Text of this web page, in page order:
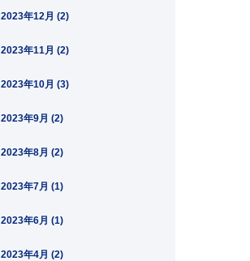
2023年12月 (2)
2023年11月 (2)
2023年10月 (3)
2023年9月 (2)
2023年8月 (2)
2023年7月 (1)
2023年6月 (1)
2023年4月 (2)